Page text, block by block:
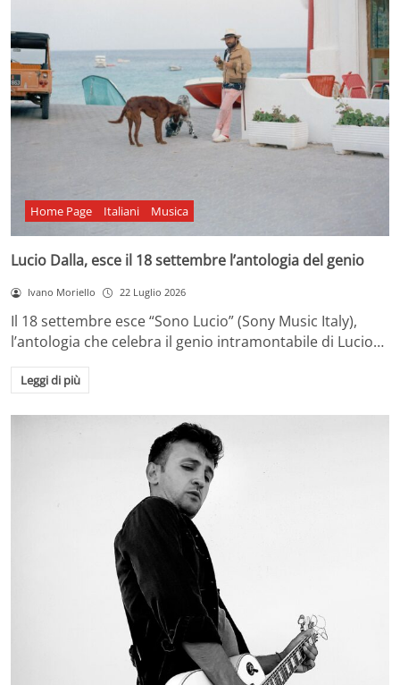
Home Page Italiani Musica
Lucio Dalla, esce il 18 settembre l’antologia del genio
Ivano Moriello 22 Luglio 2026
Il 18 settembre esce “Sono Lucio” (Sony Music Italy),
l’antologia che celebra il genio intramontabile di Lucio…
Leggi di più